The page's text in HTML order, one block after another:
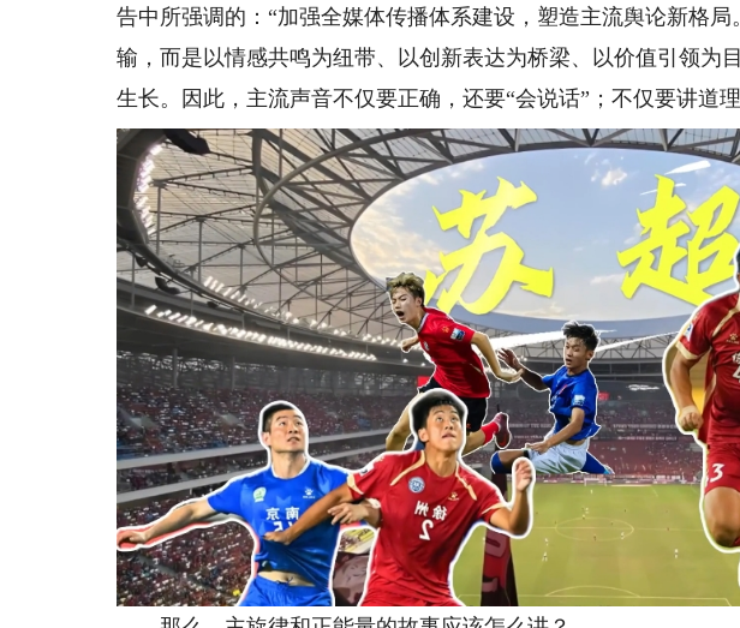
告中所强调的：“加强全媒体传播体系建设，塑造主流舆论新格
输，而是以情感共鸣为纽带、以创新表达为桥梁、以价值引领为
生长。因此，主流声音不仅要正确，还要“会说话”；不仅要讲道